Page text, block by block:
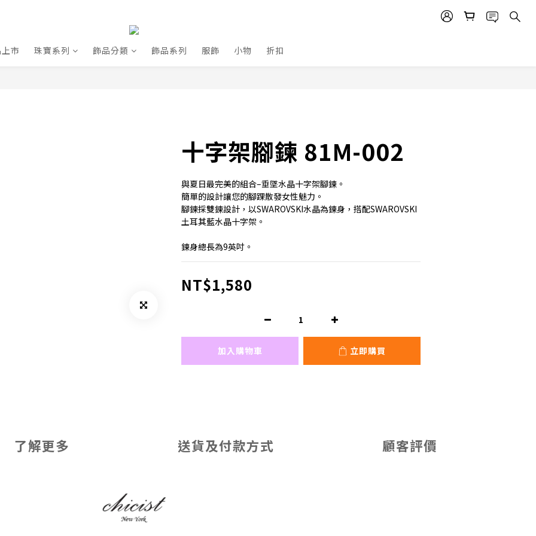
市 珠寶系列 飾品分類 飾品系列 服飾 小物 折扣
十字架腳鍊 81M-002
與夏日最完美的組合–垂墜水晶十字架腳鍊。
簡單的設計讓您的腳踝散發女性魅力。
腳鍊採雙鍊設計，以SWAROVSKI水晶為鍊身，搭配SWAROVSKI
土耳其藍水晶十字架。
鍊身總長為9英吋。
NT$1,580
加入購物車 立即購買
了解更多 送貨及付款方式 顧客評價